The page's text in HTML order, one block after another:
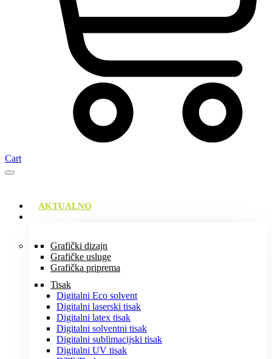
Cart
AKTUALNO
Grafički dizajn
Grafičke usluge
Grafička priprema
Tisak
Digitalni Eco solvent
Digitalni laserski tisak
Digitalni latex tisak
Digitalni solventni tisak
Digitalni sublimacijski tisak
Digitalni UV tisak